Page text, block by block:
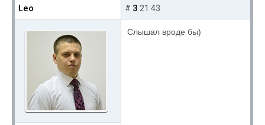
Leo # 3 21:43
Слышал вроде бы)